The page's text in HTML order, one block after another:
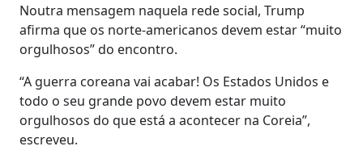
Noutra mensagem naquela rede social, Trump
afirma que os norte-americanos devem estar “muito
orgulhosos” do encontro.
“A guerra coreana vai acabar! Os Estados Unidos e
todo o seu grande povo devem estar muito
orgulhosos do que está a acontecer na Coreia”,
escreveu.